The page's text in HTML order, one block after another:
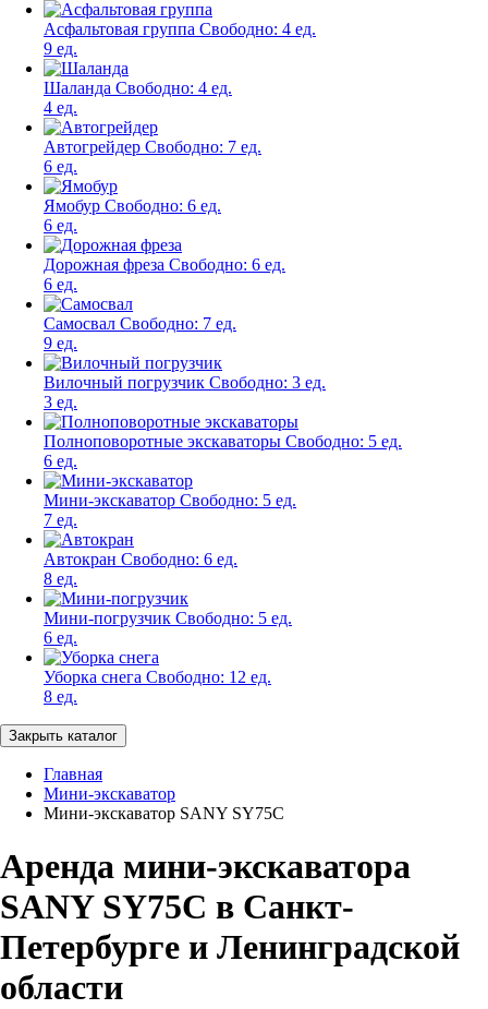
Асфальтовая группа Свободно: 4 ед.
9 ед.
Шаланда Свободно: 4 ед.
4 ед.
Автогрейдер Свободно: 7 ед.
6 ед.
Ямобур Свободно: 6 ед.
6 ед.
Дорожная фреза Свободно: 6 ед.
6 ед.
Самосвал Свободно: 7 ед.
9 ед.
Вилочный погрузчик Свободно: 3 ед.
3 ед.
Полноповоротные экскаваторы Свободно: 5 ед.
6 ед.
Мини-экскаватор Свободно: 5 ед.
7 ед.
Автокран Свободно: 6 ед.
8 ед.
Мини-погрузчик Свободно: 5 ед.
6 ед.
Уборка снега Свободно: 12 ед.
8 ед.
Закрыть каталог
Главная
Мини-экскаватор
Мини-экскаватор SANY SY75C
Аренда мини-экскаватора
SANY SY75C в Санкт-
Петербурге и Ленинградской
области